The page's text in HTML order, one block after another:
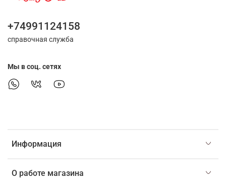
Информация
О работе магазина
+74991124158
справочная служба
Мы в соц. сетях